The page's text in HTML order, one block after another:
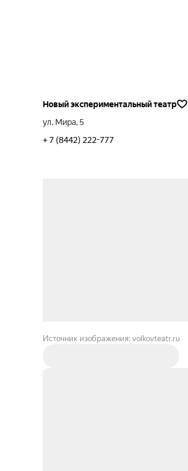
Новый экспериментальный театр
ул. Мира, 5
+ 7 (8442) 222-777
Источник изображения: volkovteatr.ru